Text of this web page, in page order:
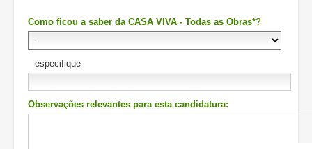
Como ficou a saber da CASA VIVA - Todas as Obras*?
especifique
Observações relevantes para esta candidatura: